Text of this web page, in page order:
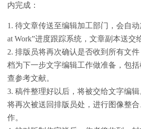
内完成：
1. 待文章传送至编辑加工部门，会自动
at Work”进度跟踪系统，文章副本送交
2. 排版员将再次确认是否收到所有文
档为下一步文字编辑工作做准备，包括
查参考文献。
3. 稿件整理好以后，将被交给文字编
将再次被送回排版员处，进行图像整
作。